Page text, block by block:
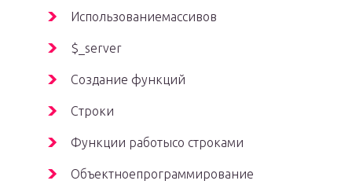
Использованиемассивов
$_server
Создание функций
Строки
Функции работысо строками
Объектноепрограммирование